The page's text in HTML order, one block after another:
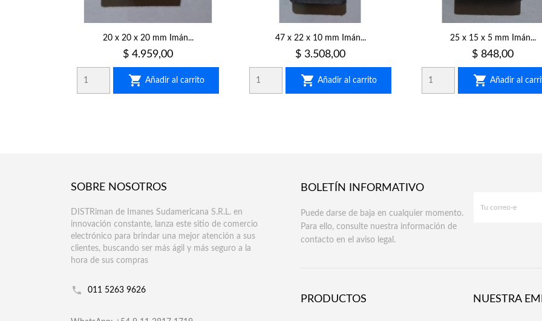
20 x 20 x 20 mm Imán...
Precio
$ 4.959,00
 Añadir al carrito
47 x 22 x 10 mm Imán...
Precio
$ 3.508,00
 Añadir al carrito
25 x 15 x 5 mm Imán...
Precio
$ 848,00
 Añadir al
SOBRE NOSOTROS
DISTRiman de Imanes Sudamericana S.R.L. en
innovación constante, lanza este sitio de comercio
electrónico para brindar una mejor atención a sus
clientes, buscando ser más ágil y más seguro a la
hora de sus compras
011 5263 9626
BOLETÍN INFORMATIVO
Puede darse de baja en cualquier momento.
Para ello, consulte nuestra información de
contacto en el aviso legal.
PRODUCTOS NUESTRA